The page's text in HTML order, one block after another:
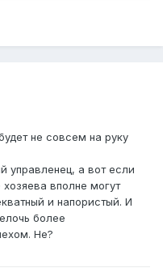
не совсем на руку
управленец, а вот если
вполне могут
и напористый. И
более
Не?